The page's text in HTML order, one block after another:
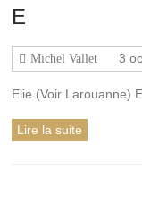
E
Michel Vallet 3
Elie (Voir Larouanne)
Lire la suite